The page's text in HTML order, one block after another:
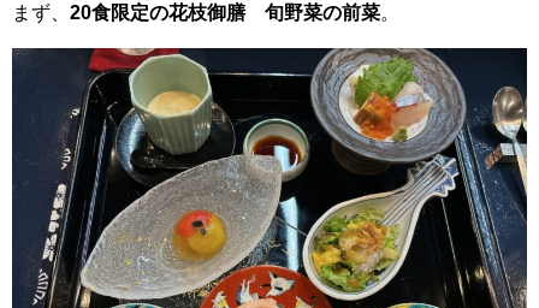
まず、 20食限定の花枝御膳 旬野菜の前菜